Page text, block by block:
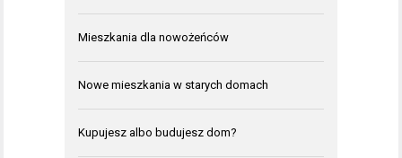
Mieszkania dla nowożeńców
Nowe mieszkania w starych domach
Kupujesz albo budujesz dom?